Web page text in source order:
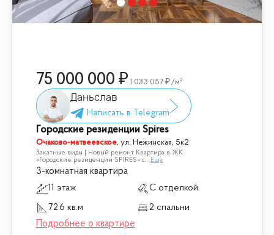
75 000 000 1 033 057 /м²
Даньслав
Городские резиденции Spires
Очаково-матвеевское, ул. Нежинская, 5к2
Закатные виды | Новый ремонт Квартира в ЖК
«Городские резиденции SPIRES» с... Ещё
3-комнатная квартира
11 этаж
С отделкой
72.6 кв.м
2 спальни